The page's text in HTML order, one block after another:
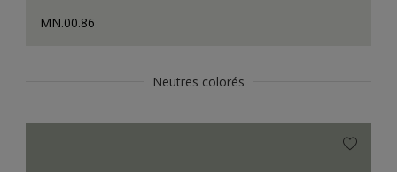
MN.00.86
Neutres colorés